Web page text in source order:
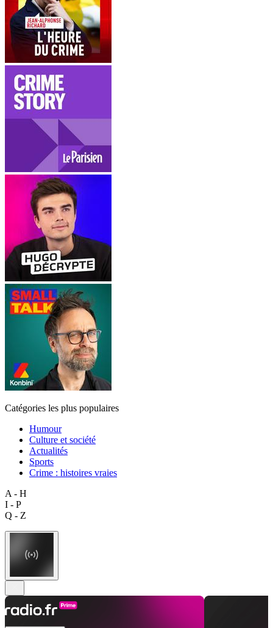
Catégories les plus populaires
Humour
Culture et société
Actualités
Sports
Crime : histoires vraies
A - H
I - P
Q - Z